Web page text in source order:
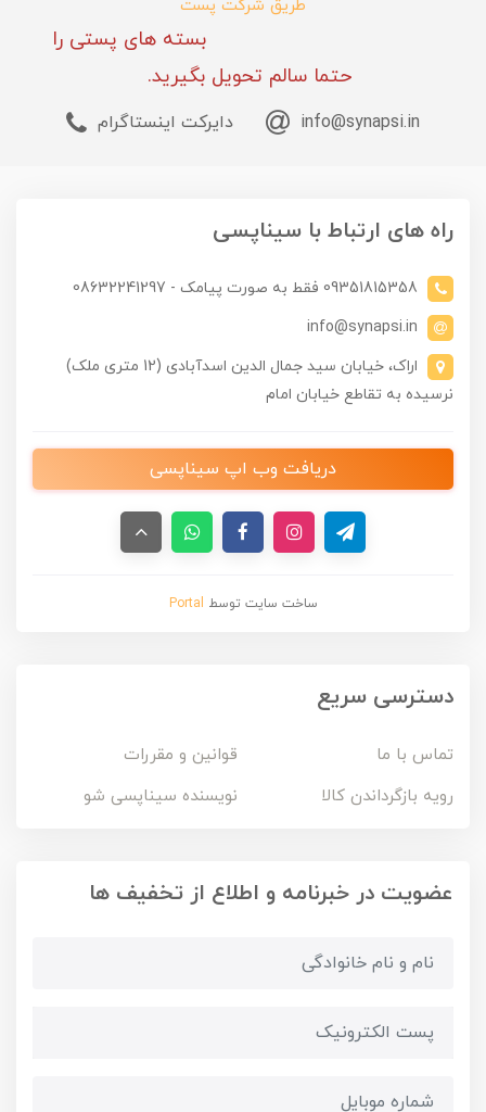
طریق شرکت پست
بسته های پستی را
حتما سالم تحویل بگیرید.
info@synapsi.in دایرکت اینستاگرام
راه های ارتباط با سیناپسی
09351815358 فقط به صورت پیامک - 08632241297
info@synapsi.in
اراک، خیابان سید جمال الدین اسدآبادی (12 متری ملک)
نرسیده به تقاطع خیابان امام
دریافت وب اپ سیناپسی
ساخت سایت توسط Portal
دسترسی سریع
تماس با ما
قوانین و مقررات
رویه بازگرداندن کالا
نویسنده سیناپسی شو
عضویت در خبرنامه و اطلاع از تخفیف ها